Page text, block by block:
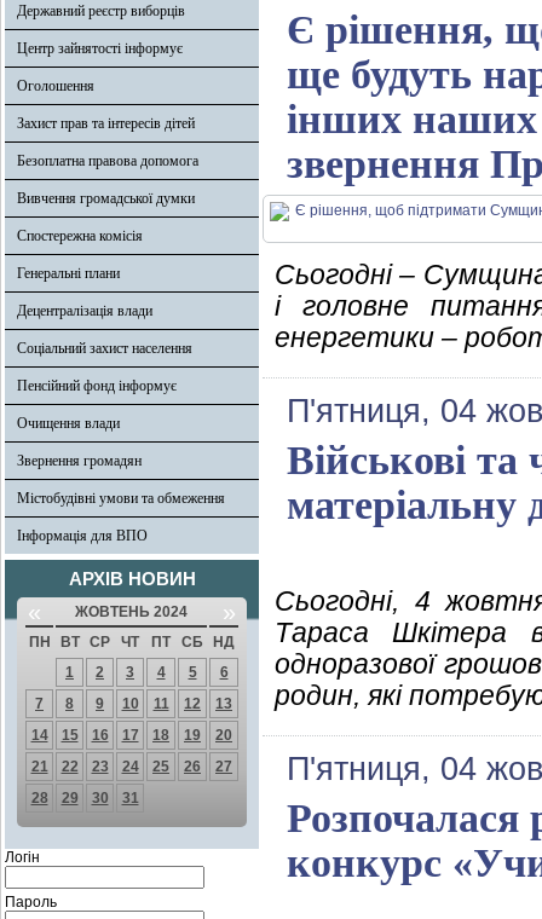
Державний реєстр виборців
Центр зайнятості інформує
Оголошення
Захист прав та інтересів дітей
Безоплатна правова допомога
Вивчення громадської думки
Спостережна комісія
Генеральні плани
Децентралізація влади
Соціальний захист населення
Пенсійний фонд інформує
Очищення влади
Звернення громадян
Містобудівні умови та обмеження
Інформація для ВПО
АРХІВ НОВИН
« ЖОВТЕНЬ 2024 »
ПН ВТ СР ЧТ ПТ СБ
НД
1
2 3 4 5
6
7
8 9 10 11 12
13
14
15 16 17 18 19
20
21
22 23 24 25 26
27
28
29 30 31
Логін
Пароль
Є рішення,
ще будуть
інших наших
звернення
Сьогодні –
і головне
енергетики –
П'ятниця, 04
Військові та
матеріальну
Сьогодні, 4
Тараса Шкітера
одноразової
родин, які
П'ятниця, 04
Розпочалася
конкурс